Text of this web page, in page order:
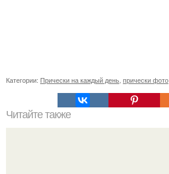
Категории: Прически на каждый день прически фото
Читайте также